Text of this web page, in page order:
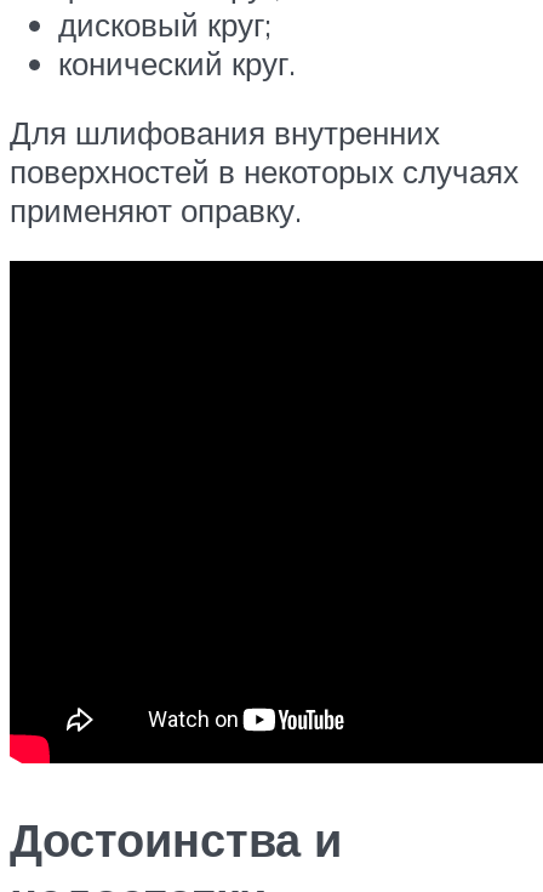
дисковый круг;
конический круг.
Для шлифования внутренних
поверхностей в некоторых случаях
применяют оправку.
Достоинства и